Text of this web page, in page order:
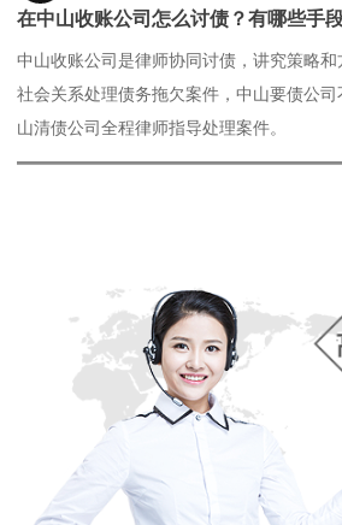
在中山收账公司怎么讨债？有哪些手
中山收账公司是律师协同讨债，讲究策略
社会关系处理债务拖欠案件，中山要债公
山清债公司全程律师指导处理案件。